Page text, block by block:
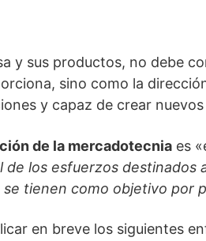
y sus productos, no debe
sino como la
y capaz de crear
de la mercadotecnia es
los esfuerzos destinados
tienen como objetivo por
en breve los siguientes